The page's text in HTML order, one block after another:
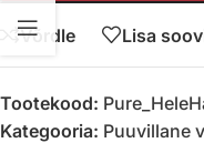
Võrdle Lisa
Tootekood:
Kategooria: Puuvillane